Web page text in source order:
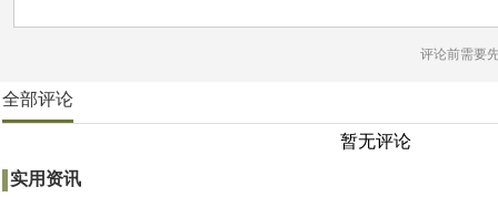
评论前需要
全部评论
暂无评论
实用资讯